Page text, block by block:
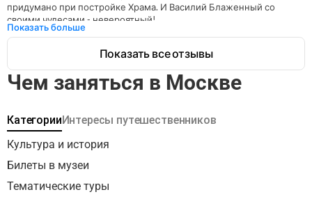
придумано при постройке Храма. И Василий Блаженный со
своими чудесами - невероятный!
Экскурсия мне очень понравилась, всё было замечательно!
Показать больше
Показать все отзывы
Чем заняться в Москве
КатегорииИнтересы путешественников
Культура и история
Билеты в музеи
Тематические туры